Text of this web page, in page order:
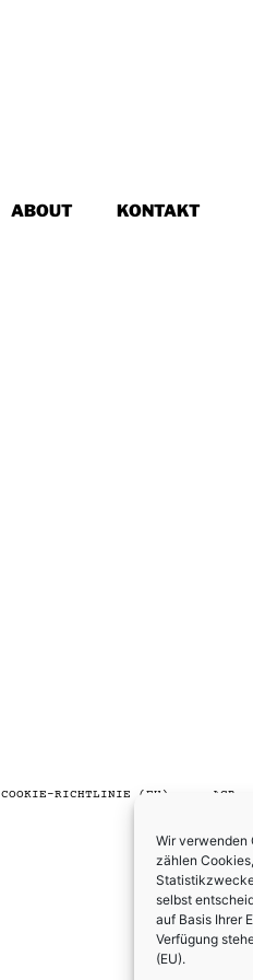
Wir verwenden
zählen
selbst
auf Basis Ihrer
Verfügung
(EU).
ABOUT KONTAKT
COOKIE-RICHTLINIE (EU) AGB